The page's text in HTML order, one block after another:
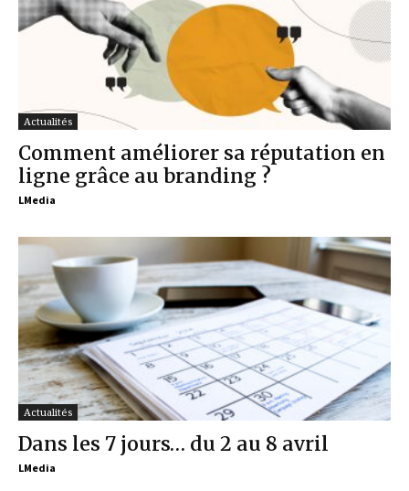
Actualités
Comment améliorer sa réputation en
ligne grâce au branding ?
LMedia
Actualités
Dans les 7 jours… du 2 au 8 avril
LMedia